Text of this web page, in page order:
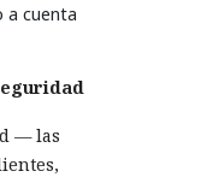
cuenta
— las